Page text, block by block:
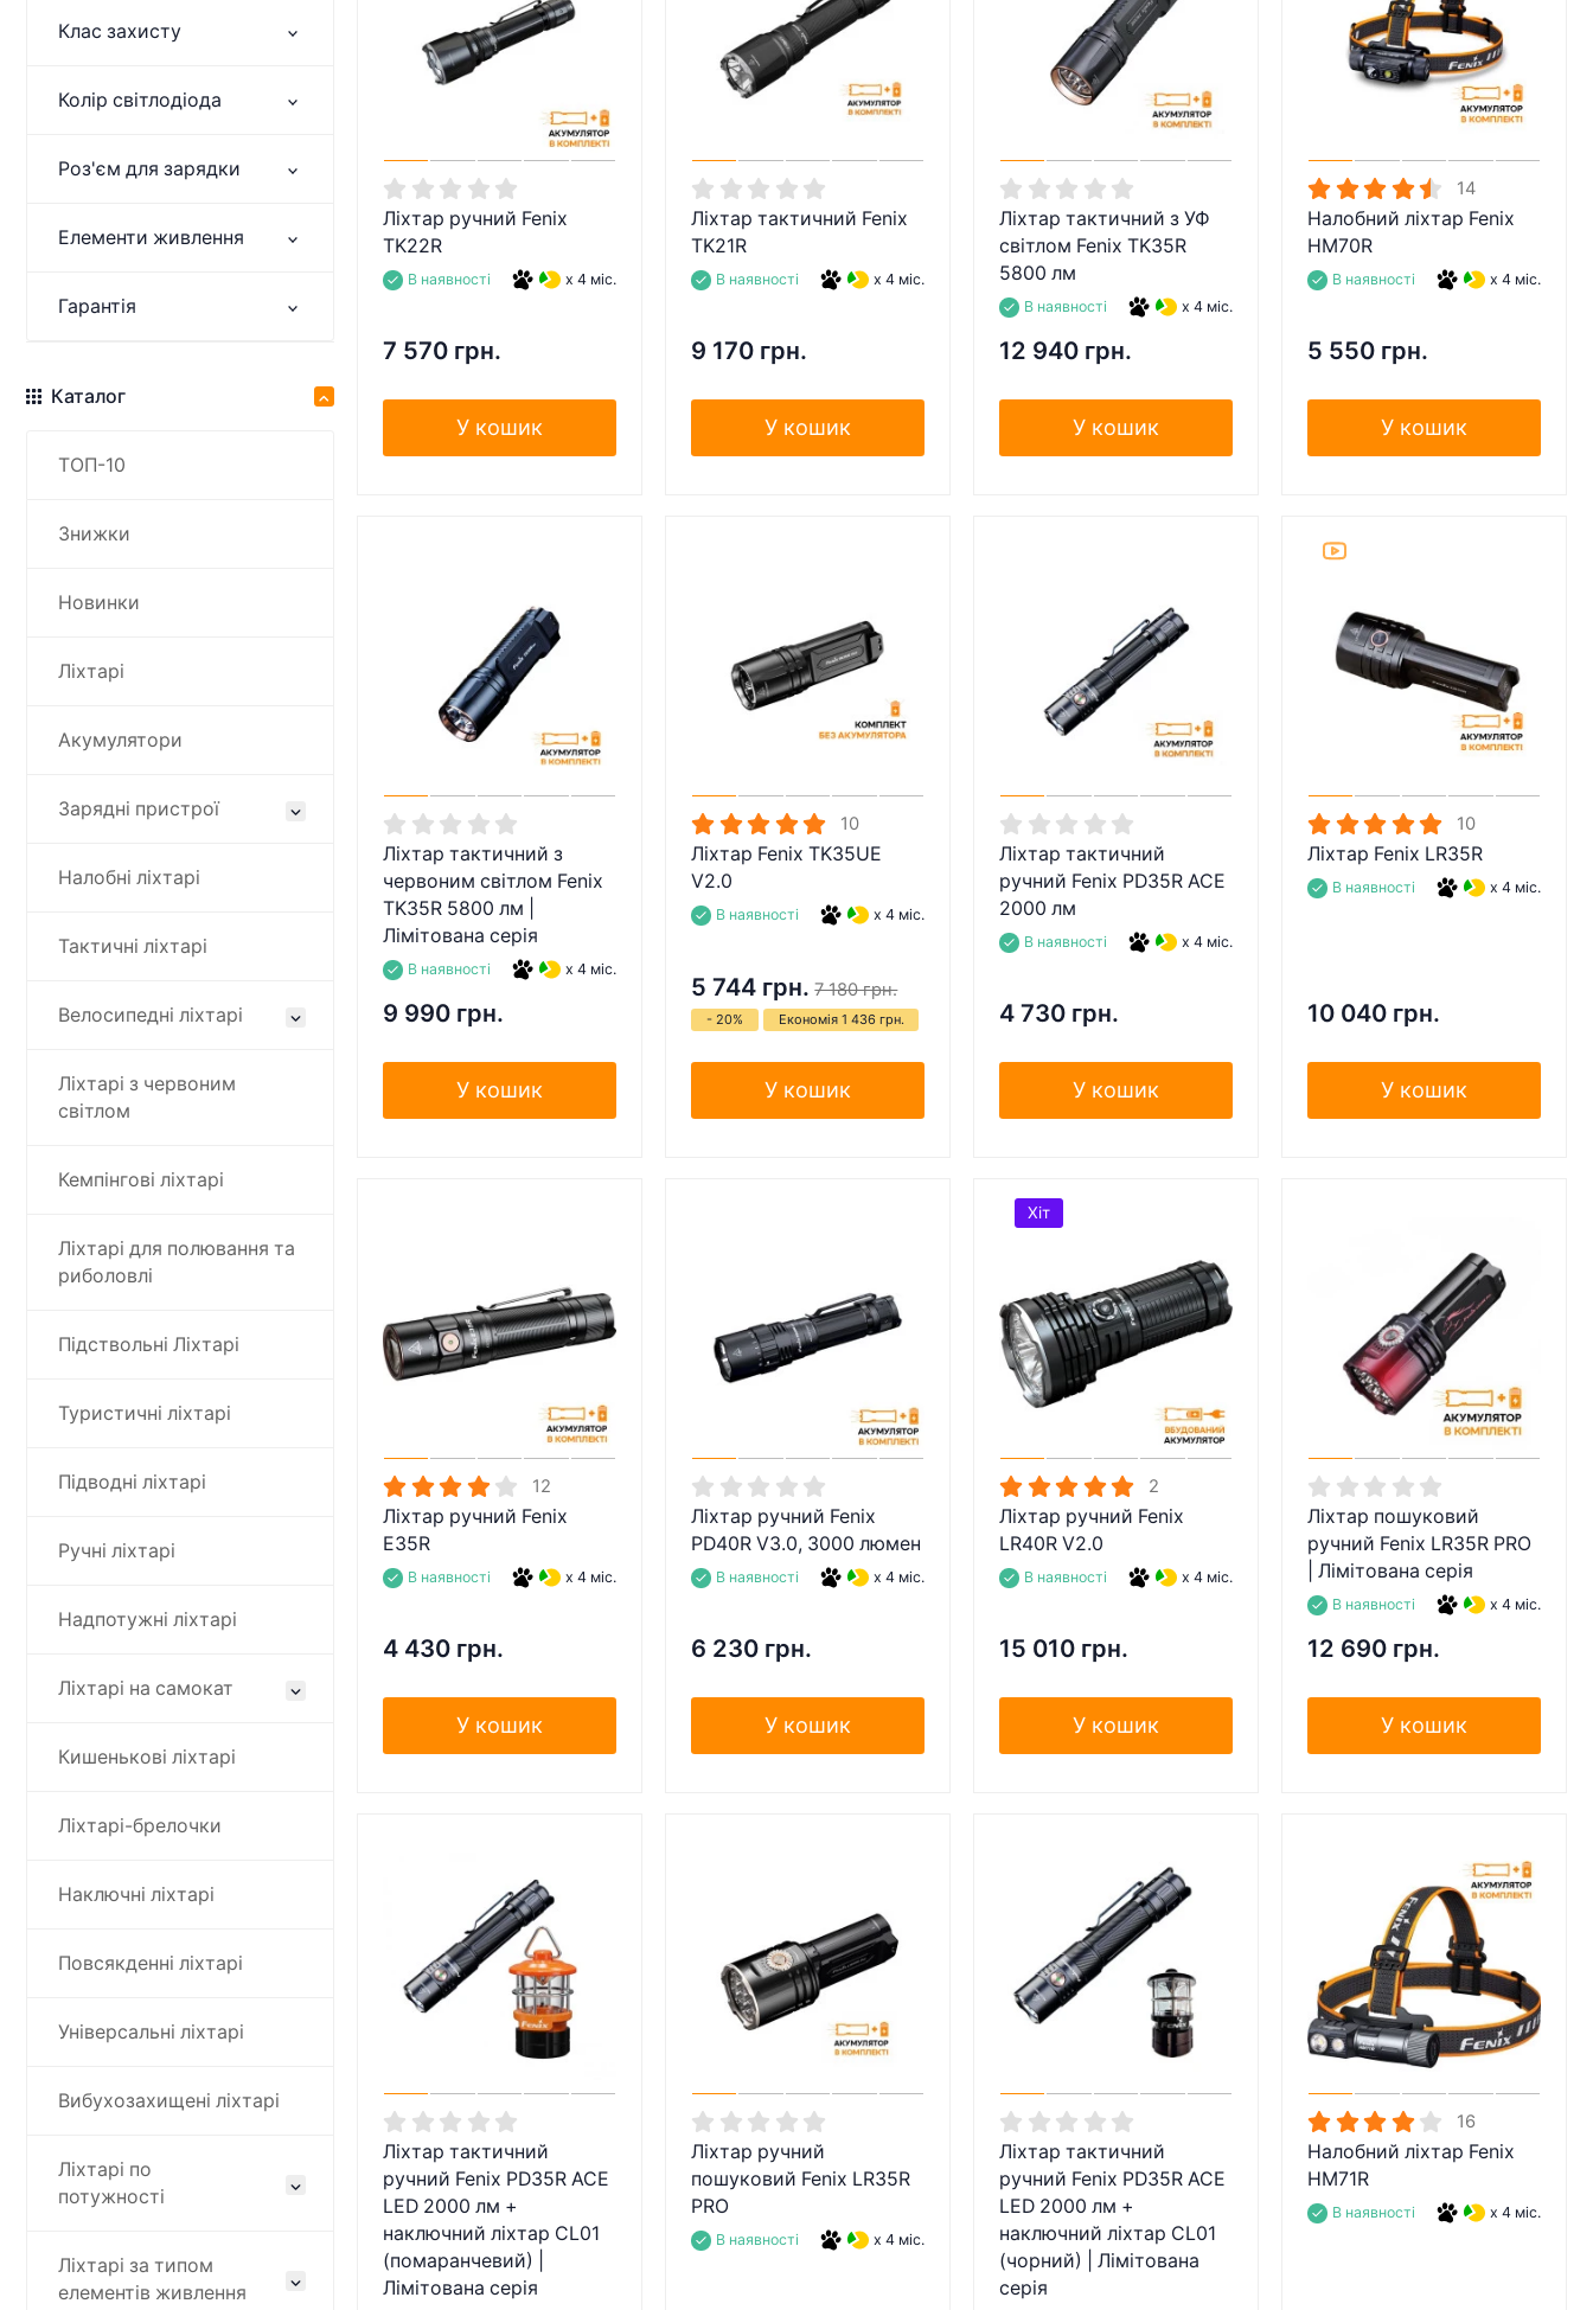
Клас захисту
Колір світлодіода
Роз'єм для зарядки
Елементи живлення
Гарантія
Каталог
ТОП-10
Знижки
Новинки
Ліхтарі
Акумулятори
Зарядні пристрої
Налобні ліхтарі
Тактичні ліхтарі
Велосипедні ліхтарі
Ліхтарі з червоним
світлом
Кемпінгові ліхтарі
Ліхтарі для полювання та
риболовлі
Підствольні Ліхтарі
Туристичні ліхтарі
Підводні ліхтарі
Ручні ліхтарі
Надпотужні ліхтарі
Ліхтарі на самокат
Кишенькові ліхтарі
Ліхтарі-брелочки
Наключні ліхтарі
Повсякденні ліхтарі
Універсальні ліхтарі
Вибухозахищені ліхтарі
Ліхтарі по
потужності
Ліхтарі за типом
елементів живлення
Ліхтар ручний Fenix
TK22R
В наявності x 4 міс.
7 570 грн.
У кошик
Ліхтар тактичний Fenix
TK21R
В наявності x 4 міс.
9 170 грн.
У кошик
Ліхтар тактичний з УФ
світлом Fenix TK35R
5800 лм
В наявності x 4 міс.
12 940 грн.
У кошик
14
Налобний ліхтар Fenix
HM70R
В наявності x 4 міс.
5 550 грн.
У кошик
Ліхтар тактичний з
червоним світлом Fenix
TK35R 5800 лм |
Лімітована серія
В наявності x 4 міс.
9 990 грн.
У кошик
10
Ліхтар Fenix TK35UE
V2.0
В наявності x 4 міс.
5 744 грн. 7 180 грн.
- 20% Економія 1 436 грн.
У кошик
Ліхтар тактичний
ручний Fenix PD35R ACE
2000 лм
В наявності x 4 міс.
4 730 грн.
У кошик
10
Ліхтар Fenix LR35R
В наявності x 4 міс.
10 040 грн.
У кошик
12
Ліхтар ручний Fenix
E35R
В наявності x 4 міс.
4 430 грн.
У кошик
Ліхтар ручний Fenix
PD40R V3.0, 3000 люмен
В наявності x 4 міс.
6 230 грн.
У кошик
2
Ліхтар ручний Fenix
LR40R V2.0
В наявності x 4 міс.
15 010 грн.
У кошик
Хіт
Ліхтар пошуковий
ручний Fenix LR35R PRO
| Лімітована серія
В наявності x 4 міс.
12 690 грн.
У кошик
Ліхтар тактичний
ручний Fenix PD35R ACE
LED 2000 лм +
наключний ліхтар CL01
(помаранчевий) |
Лімітована серія
Ліхтар ручний
пошуковий Fenix LR35R
PRO
В наявності x 4 міс.
Ліхтар тактичний
ручний Fenix PD35R ACE
LED 2000 лм +
наключний ліхтар CL01
(чорний) | Лімітована
серія
16
Налобний ліхтар Fenix
HM71R
В наявності x 4 міс.